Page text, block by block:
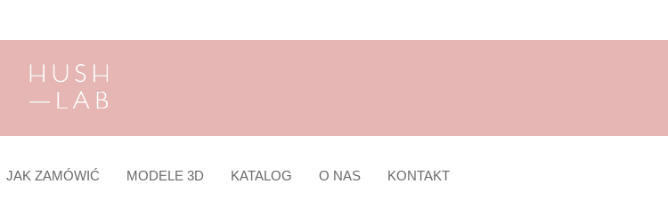
JAK ZAMÓWIĆ MODELE 3D KATALOG O NAS KONTAKT